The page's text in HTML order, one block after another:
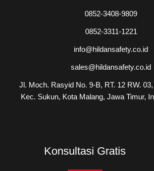
0852-3408-9809
0852-3311-1221
info@hildansafety.co.id
sales@hildansafety.co.id
Jl. Moch. Rasyid No. 9-B, RT. 12 RW.
Kec. Sukun, Kota Malang, Jawa Timur,
Konsultasi Gratis